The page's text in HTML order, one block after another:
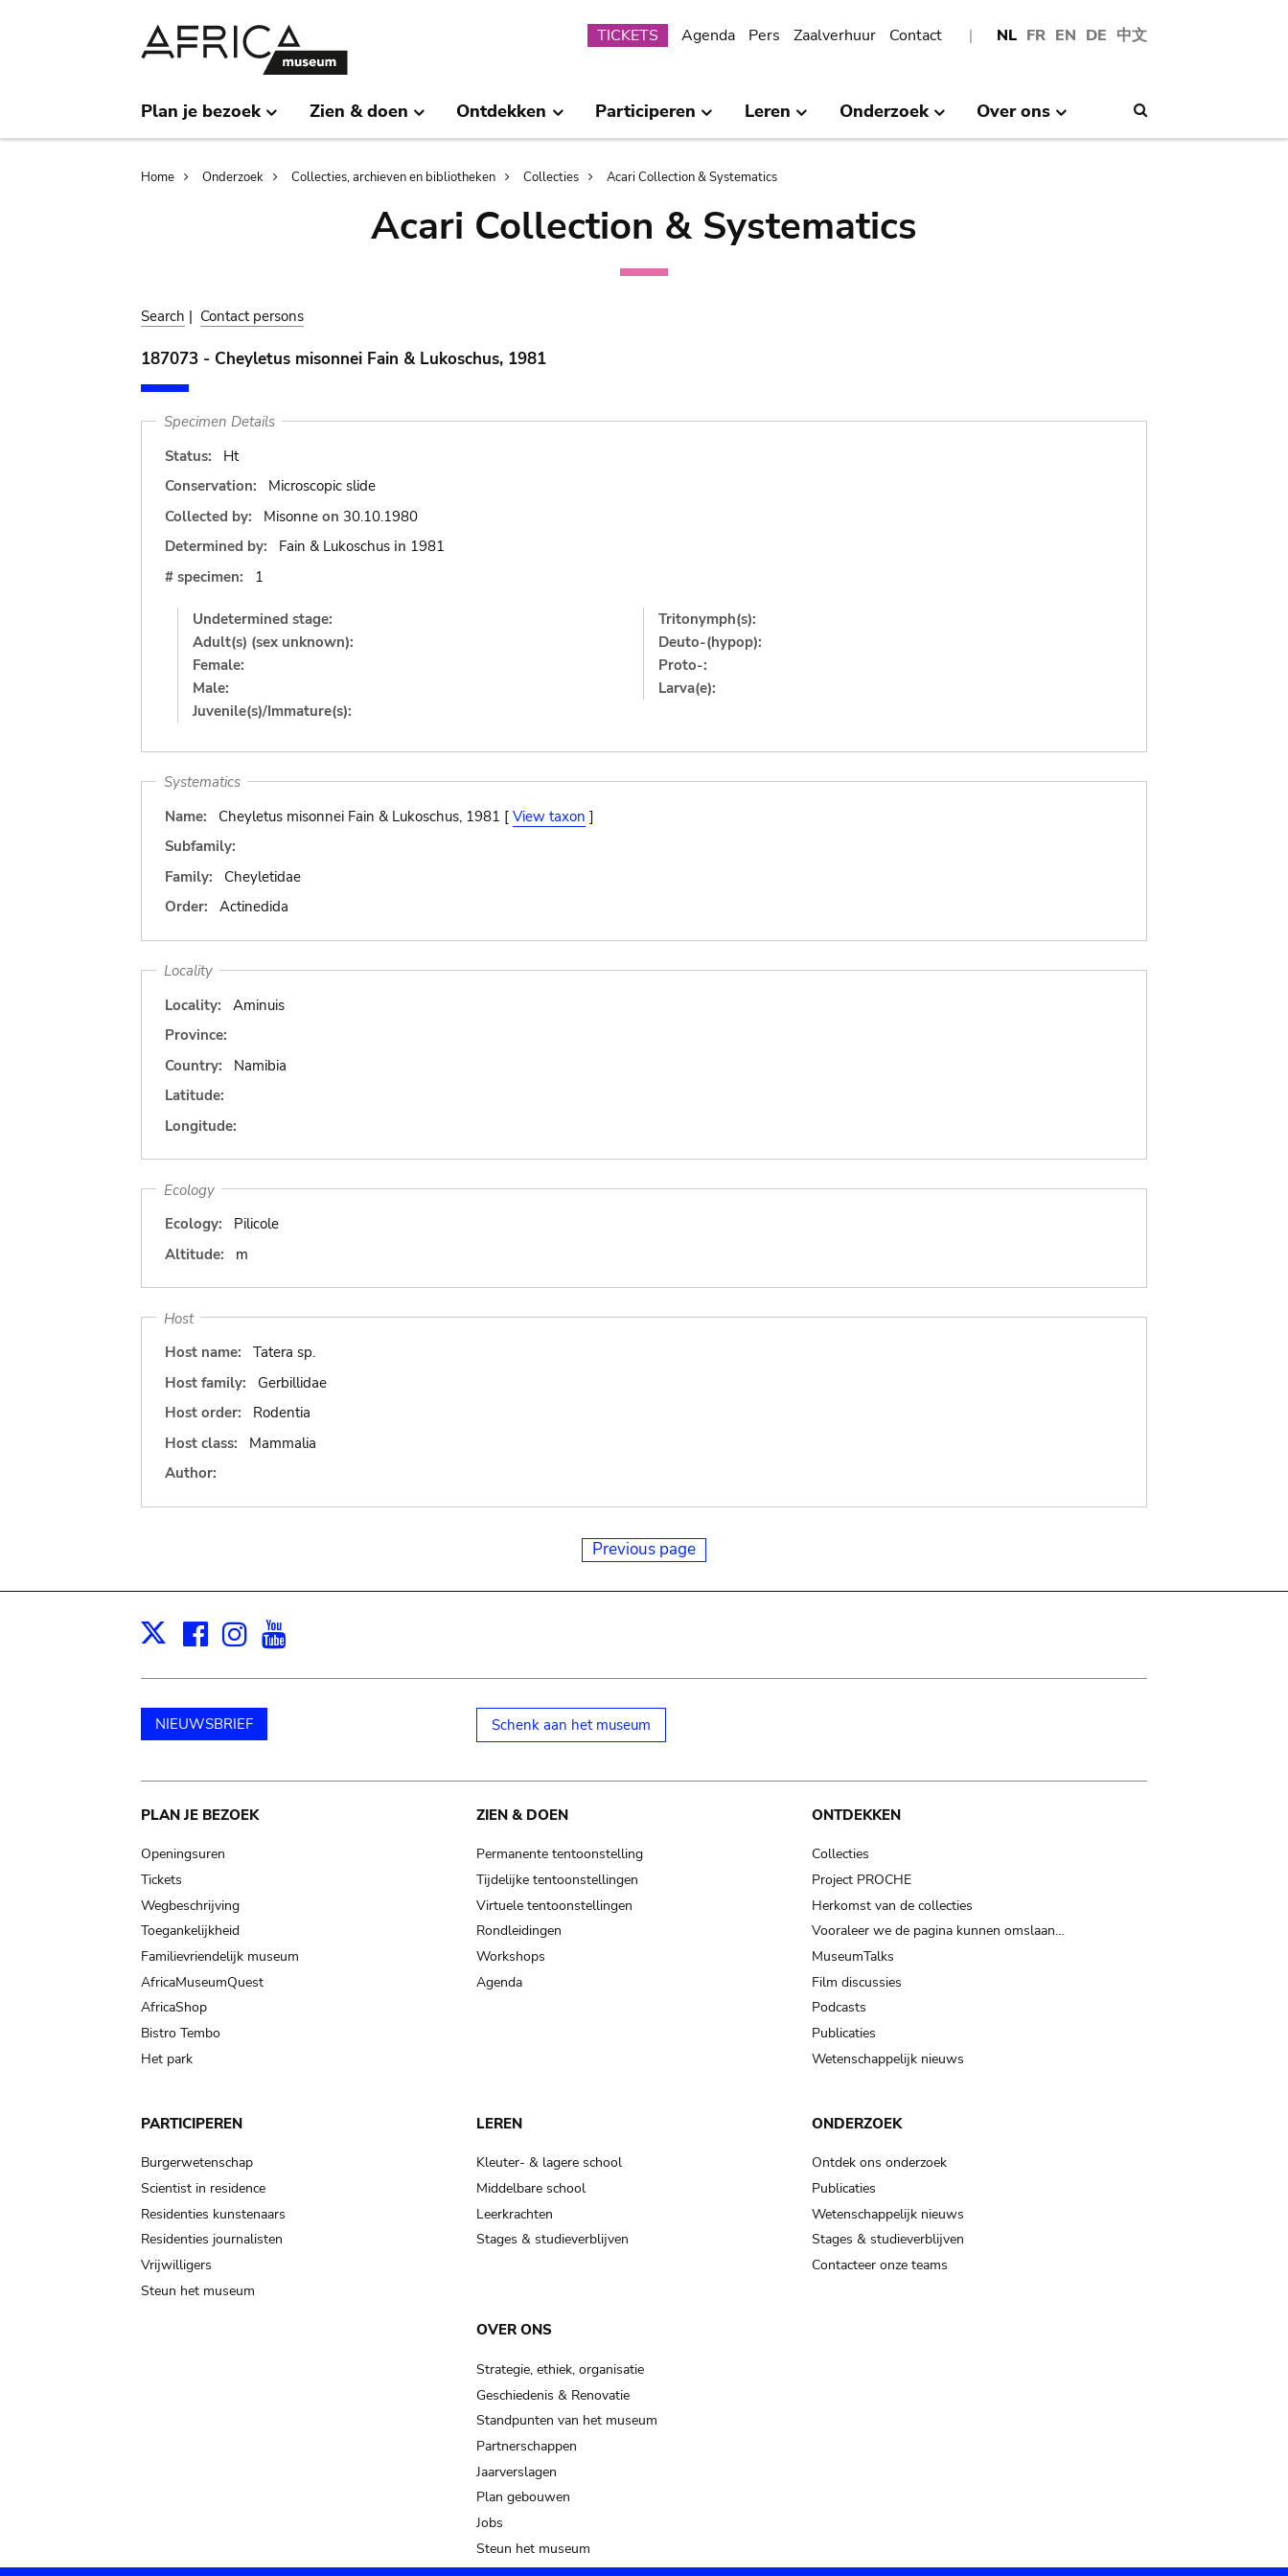
NL FR EN DE 中文
Submenu
TICKETS Agenda Pers Zaalverhuur Contact
Plan je bezoek Zien & doen Ontdekken Participeren Leren Onderzoek Over ons
Breadcrumb
Home Onderzoek Collecties, archieven en bibliotheken Collecties Acari Collection & Systematics
Acari Collection & Systematics
Search | Contact persons
187073 - Cheyletus misonnei Fain & Lukoschus, 1981
Specimen Details
Status:
Ht
Conservation:
Microscopic slide
Collected by:
Misonne on 30.10.1980
Determined by:
Fain & Lukoschus in 1981
# specimen:
1
Undetermined stage:
Adult(s) (sex unknown):
Female:
Male:
Juvenile(s)/Immature(s):
Tritonymph(s):
Deuto-(hypop):
Proto-:
Larva(e):
Systematics
Name:
Cheyletus misonnei Fain & Lukoschus, 1981 [ View taxon ]
Subfamily:
Family:
Cheyletidae
Order:
Actinedida
Locality
Locality:
Aminuis
Province:
Country:
Namibia
Latitude:
Longitude:
Ecology
Ecology:
Pilicole
Altitude:
m
Host
Host name:
Tatera sp.
Host family:
Gerbillidae
Host order:
Rodentia
Host class:
Mammalia
Author:
Previous page
X Facebook
Instagram
NIEUWSBRIEF Schenk aan het museum
Main
navigation
PLAN JE BEZOEK
Openingsuren
Tickets
Wegbeschrijving
Toegankelijkheid
Familievriendelijk museum
AfricaMuseumQuest
AfricaShop
Bistro Tembo
Het park
ZIEN & DOEN
Permanente tentoonstelling
Tijdelijke tentoonstellingen
Virtuele tentoonstellingen
Rondleidingen
Workshops
Agenda
ONTDEKKEN
Collecties
Project PROCHE
Herkomst van de collecties
Vooraleer we de pagina kunnen omslaan…
MuseumTalks
Film discussies
Podcasts
Publicaties
Wetenschappelijk nieuws
PARTICIPEREN
Burgerwetenschap
Scientist in residence
Residenties kunstenaars
Residenties journalisten
Vrijwilligers
Steun het museum
LEREN
Kleuter- & lagere school
Middelbare school
Leerkrachten
Stages & studieverblijven
ONDERZOEK
Ontdek ons onderzoek
Publicaties
Wetenschappelijk nieuws
Stages & studieverblijven
Contacteer onze teams
OVER ONS
Strategie, ethiek, organisatie
Geschiedenis & Renovatie
Standpunten van het museum
Partnerschappen
Jaarverslagen
Plan gebouwen
Jobs
Steun het museum